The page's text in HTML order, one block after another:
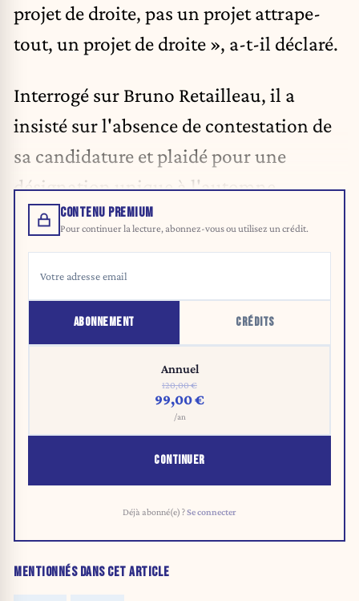
projet de droite, pas un projet attrape-
tout, un projet de droite », a-t-il déclaré.
Interrogé sur Bruno Retailleau, il a
insisté sur l'absence de contestation de
sa candidature et plaidé pour une
désignation unique à l'automne.
CONTENU PREMIUM
Pour continuer la lecture, abonnez-vous ou utilisez un crédit.
ABONNEMENT CRÉDITS
Annuel
120,00 €
99,00 €
/an
CONTINUER
Déjà abonné(e) ?Se connecter
MENTIONNÉS DANS CET ARTICLE